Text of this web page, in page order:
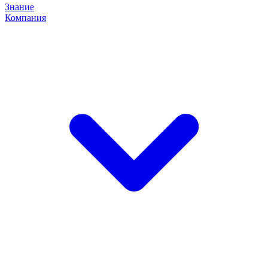
Знание
Компания